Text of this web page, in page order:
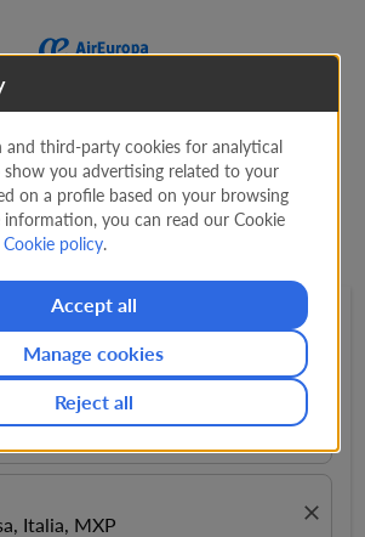
des Offres de
vers Milan
1 Passagerexpand_more
close
Italia, MXP close
and third-party cookies for analytical
show you advertising related to your
on a profile based on your browsing
information, you can read our Cookie
Cookie policy.
Accept all
Reject all
Manage cookies